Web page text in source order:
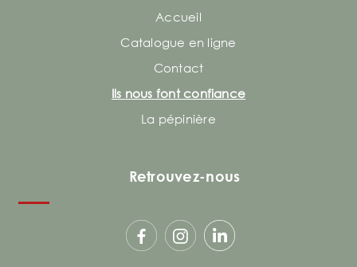
Accueil
Catalogue en ligne
Contact
Ils nous font confiance
La pépinière
Retrouvez-nous